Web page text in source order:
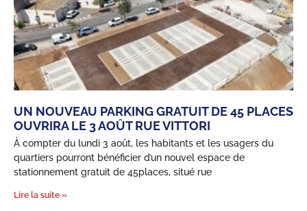
UN NOUVEAU PARKING GRATUIT DE 45 PLACES
OUVRIRA LE 3 AOÛT RUE VITTORI
À compter du lundi 3 août, les habitants et les usagers du
quartiers pourront bénéficier d’un nouvel espace de
stationnement gratuit de 45places, situé rue
Lire la suite »